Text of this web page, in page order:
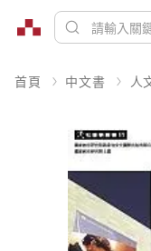
首頁 中文書 人